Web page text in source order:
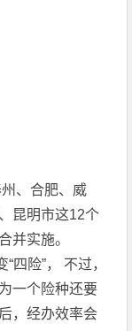
、合肥、威
昆明市这12个
并实施。
四险”， 不过，
一个险种还要
，经办效率会